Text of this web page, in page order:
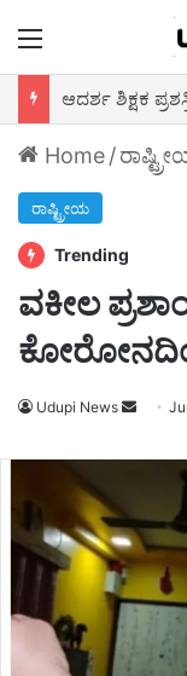
ಆದರ್ಶ ಶಿಕ್ಷಕ
Home/
ರಾಷ್ಟ್ರೀಯ
Trending
ವಕೀಲ
Udupi News
Send
email